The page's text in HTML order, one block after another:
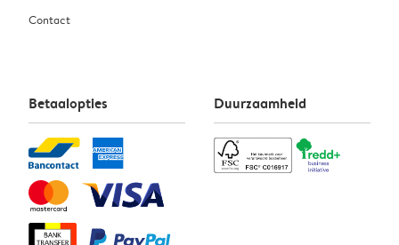
Contact
Betaalopties Duurzaamheid